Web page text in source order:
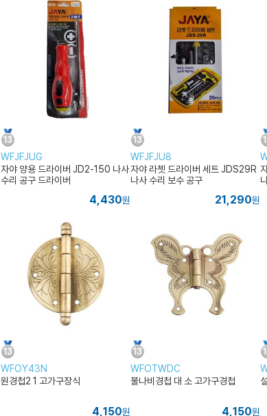
WFJFJUG
자야 양용 드라이버 JD2-150 나사
수리 공구 드라이버
4,430원
WFJFJU8
자야 라쳇 드라이버 세트 JDS29R
나사 수리 보수 공구
21,290원
WFOY43N
원경첩2 1 고가구장식
4,150원
WFOTWDC
불나비경첩 대 소 고가구경첩
4,150원